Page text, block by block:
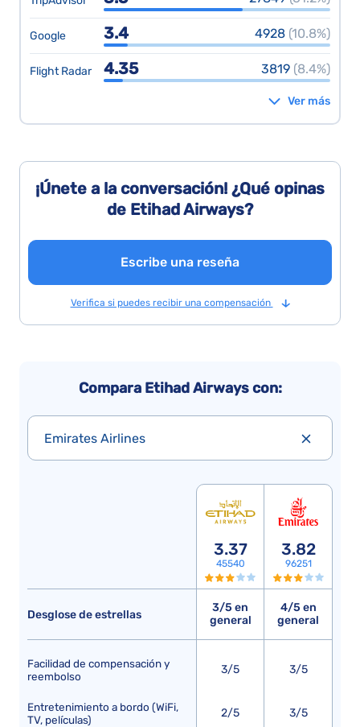
Google 3.4 4928 (10.8%)
Flight Radar 4.35 3819 (8.4%)
Ver más
¡Únete a la conversación! ¿Qué opinas
de Etihad Airways?
Escribe una reseña
Verifica si puedes recibir una compensación
Compara Etihad Airways con:
Emirates Airlines
Desglose de estrellas
Facilidad de compensación y
reembolso
Entretenimiento a bordo (WiFi,
TV, películas)
3.37
45540
3/5 en
general
3/5
2/5
3.82
96251
4/5 en
general
3/5
3/5